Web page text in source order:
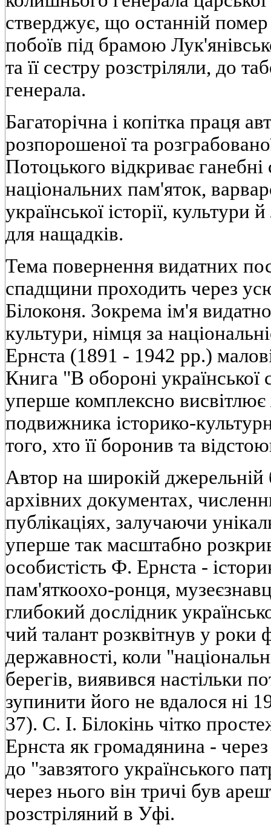
стверджує, що останній
побоїв під брамою
та її сестру розстріляли, до
генерала.
Багаторічна і копітка праця
розпорошеної та
Потоцького відкриває
національних пам'яток,
української історії, культури
для нащадків.
Тема повернення видатних
спадщини проходить через
Білоконя. Зокрема ім'я
культури, німця за
Ернста (1891 - 1942 рр.)
Книга "В обороні
уперше комплексно висвітлює
подвижника історико-
того, хто її боронив та
Автор на широкій джерельній
архівних документах,
публікаціях, залучаючи
уперше так масштабно
особистість Ф. Ернста -
пам'яткоохо-ронця,
глибокий дослідник
чий талант розквітнув у роки
державності, коли
берегів, виявився настільки
зупинити його не вдалося ні
37). С. І. Білокінь чітко
Ернста як громадянина -
до "завзятого українського
через нього він тричі був
розстріляний в Уфі.